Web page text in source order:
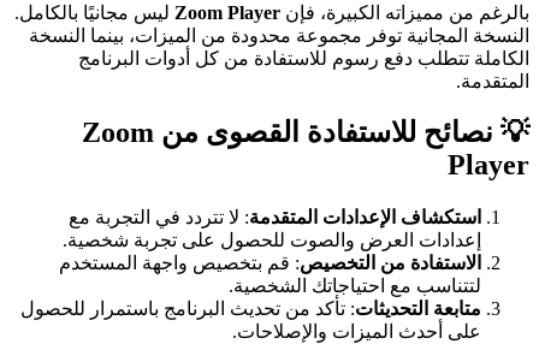
بالرغم من مميزاته الكبيرة، فإن Zoom Player ليس مجانيًا بالكامل.
النسخة المجانية توفر مجموعة محدودة من الميزات، بينما النسخة
الكاملة تتطلب دفع رسوم للاستفادة من كل أدوات البرنامج
المتقدمة.
💡
نصائح للاستفادة القصوى من Zoom
Player
استكشاف الإعدادات المتقدمة: لا تتردد في التجربة مع
إعدادات العرض والصوت للحصول على تجربة شخصية.
الاستفادة من التخصيص: قم بتخصيص واجهة المستخدم
لتتناسب مع احتياجاتك الشخصية.
متابعة التحديثات: تأكد من تحديث البرنامج باستمرار للحصول
على أحدث الميزات والإصلاحات.